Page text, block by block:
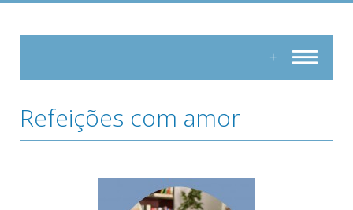
+
Refeições com amor